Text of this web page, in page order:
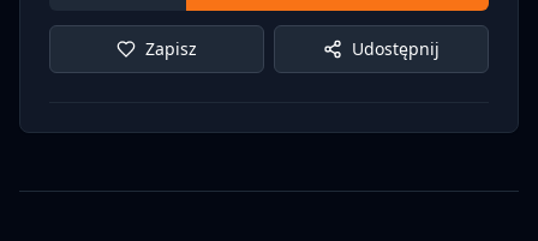
Zapisz Udostępnij